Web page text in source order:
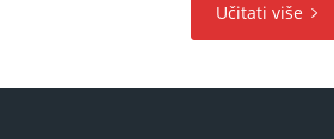
Učitati više